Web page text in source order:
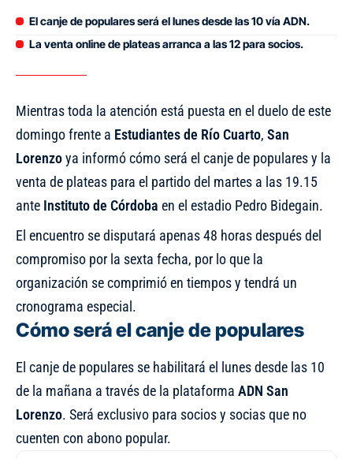
El canje de populares será el lunes desde las 10 vía ADN.
La venta online de plateas arranca a las 12 para socios.
Mientras toda la atención está puesta en el duelo de este
domingo frente a Estudiantes de Río Cuarto, San
Lorenzoya informó cómo será el canje de populares y la
venta de plateas para el partido del martes a las 19.15
ante Instituto de Córdoba en el estadio Pedro Bidegain.
El encuentro se disputará apenas 48 horas después del
compromiso por la sexta fecha, por lo que la
organización se comprimió en tiempos y tendrá un
cronograma especial.
Cómo será el canje de populares
El canje de populares se habilitará el lunes desde las 10
de la mañana a través de la plataforma ADN San
Lorenzo. Será exclusivo para socios y socias que no
cuenten con abono popular.